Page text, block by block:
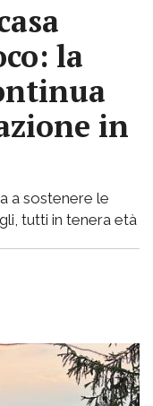
la
in
a sostenere le
tutti in tenera età